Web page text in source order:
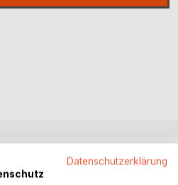
Datenschutzerklärung